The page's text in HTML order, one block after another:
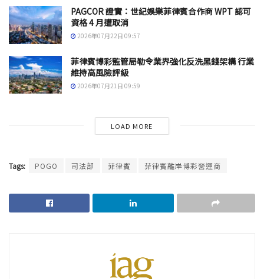
PAGCOR 證實：世紀娛樂菲律賓合作商 WPT 認可
資格 4 月遭取消
2026年07月22日 09:57
菲律賓博彩監管局勒令業界強化反洗黑錢架構 行業
維持高風險評級
2026年07月21日 09:59
LOAD MORE
Tags: POGO 司法部 菲律賓 菲律賓離岸博彩營運商